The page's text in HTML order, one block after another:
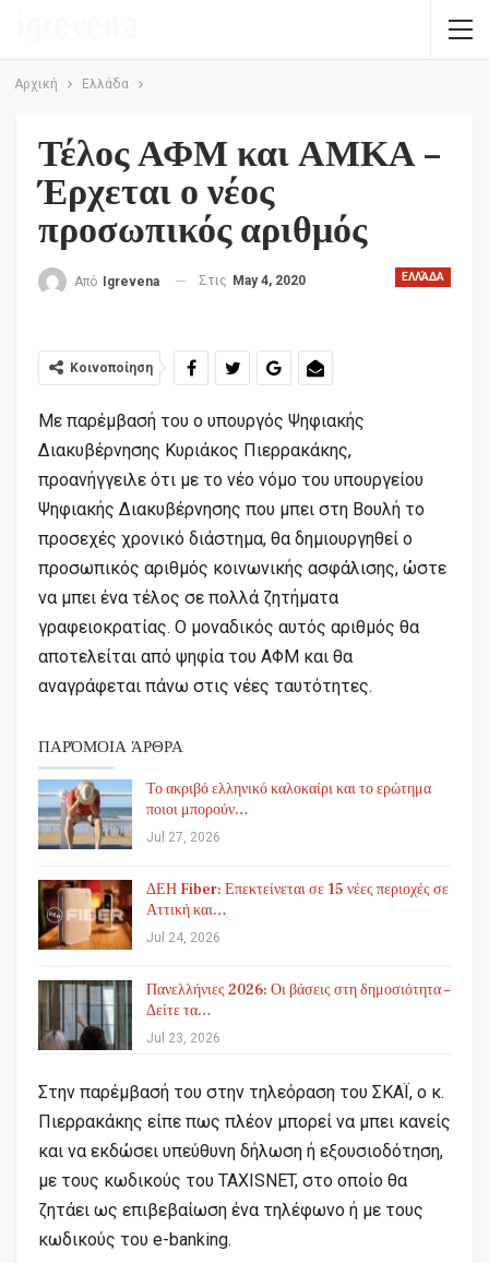
Αρχική Ελλάδα
Τέλος ΑΦΜ και ΑΜΚΑ –
Έρχεται ο νέος
προσωπικός αριθμός
ΕΛΛΆΔΑ
Από Igrevena Στις May 4, 2020
Κοινοποίηση
Με παρέμβασή του ο υπουργός Ψηφιακής
Διακυβέρνησης Κυριάκος Πιερρακάκης,
προανήγγειλε ότι με το νέο νόμο του υπουργείου
Ψηφιακής Διακυβέρνησης που μπει στη Βουλή το
προσεχές χρονικό διάστημα, θα δημιουργηθεί ο
προσωπικός αριθμός κοινωνικής ασφάλισης, ώστε
να μπει ένα τέλος σε πολλά ζητήματα
γραφειοκρατίας. Ο μοναδικός αυτός αριθμός θα
αποτελείται από ψηφία του ΑΦΜ και θα
αναγράφεται πάνω στις νέες ταυτότητες.
ΠΑΡΌΜΟΙΑ ΆΡΘΡΑ
Το ακριβό ελληνικό καλοκαίρι και το ερώτημα
ποιοι μπορούν…
Jul 27, 2026
ΔΕΗ Fiber: Επεκτείνεται σε 15 νέες περιοχές σε
Αττική και…
Jul 24, 2026
Πανελλήνιες 2026: Οι βάσεις στη δημοσιότητα –
Δείτε τα…
Jul 23, 2026
Στην παρέμβασή του στην τηλεόραση του ΣΚΑΪ, ο κ.
Πιερρακάκης είπε πως πλέον μπορεί να μπει κανείς
και να εκδώσει υπεύθυνη δήλωση ή εξουσιοδότηση,
με τους κωδικούς του TAXISNET, στο οποίο θα
ζητάει ως επιβεβαίωση ένα τηλέφωνο ή με τους
κωδικούς του e-banking.